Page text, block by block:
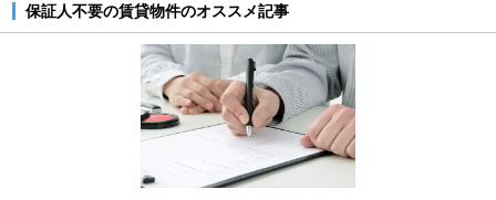
保証人不要の賃貸物件のオススメ記事